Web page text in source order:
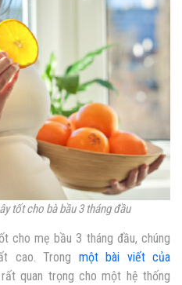
tốt cho bà bầu 3 tháng đầu
cho mẹ bầu 3 tháng đầu, chúng
cao. Trong một bài viết của
quan trọng cho một hệ thống